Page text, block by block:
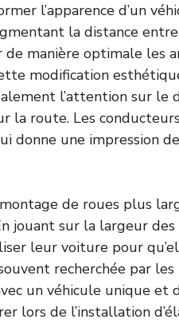
l’apparence d’un
la distance
manière optimale les
modification
l’attention sur le
la route. Les
donne une impression
de roues plus
jouant sur la largeur des
leur voiture pour
recherchée par les
un véhicule unique et
lors de l’installation